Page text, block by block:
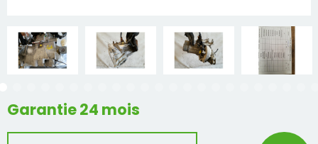
Garantie 24 mois